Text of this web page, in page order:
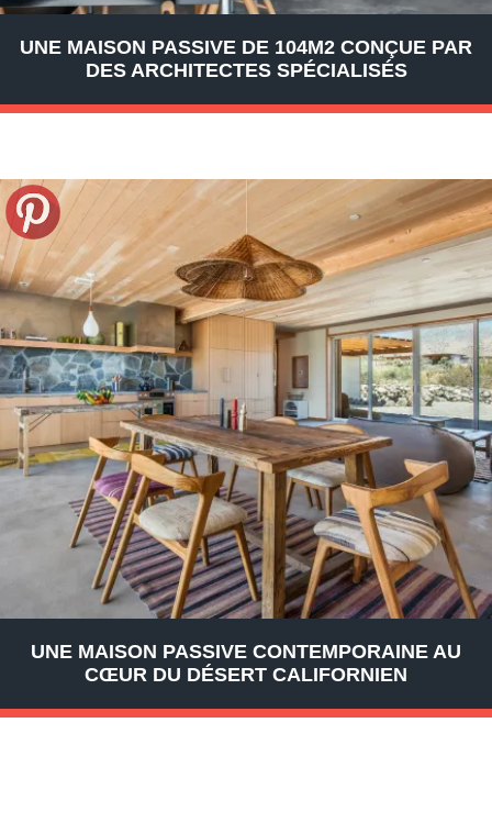
UNE MAISON PASSIVE DE 104M2 CONÇUE PAR
DES ARCHITECTES SPÉCIALISÉS
UNE MAISON PASSIVE CONTEMPORAINE AU
CŒUR DU DÉSERT CALIFORNIEN